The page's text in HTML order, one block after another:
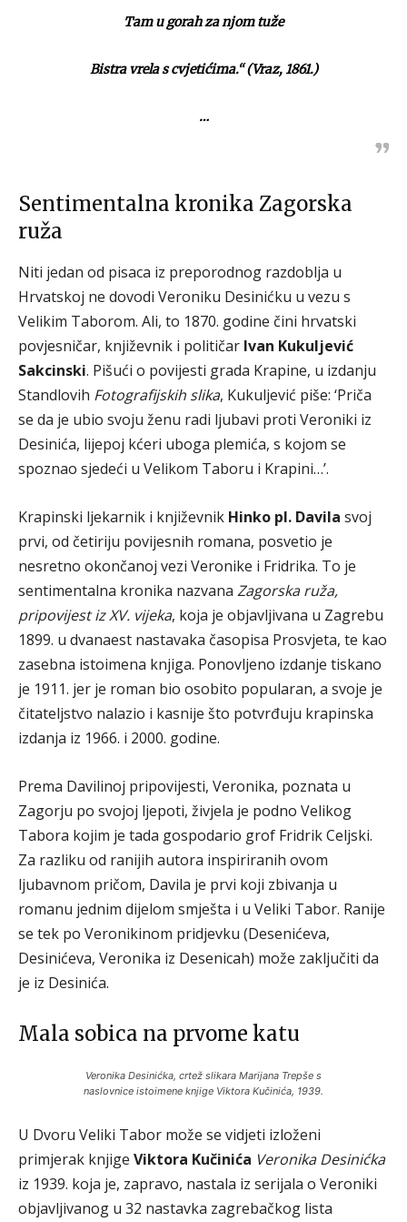
Tam u gorah za njom tuže
Bistra vrela s cvjetićima.“ (Vraz, 1861.)
…
Sentimentalna kronika Zagorska
ruža
Niti jedan od pisaca iz preporodnog razdoblja u
Hrvatskoj ne dovodi Veroniku Desinićku u vezu s
Velikim Taborom. Ali, to 1870. godine čini hrvatski
povjesničar, književnik i političar Ivan Kukuljević
Sakcinski. Pišući o povijesti grada Krapine, u izdanju
Standlovih Fotografijskih slika, Kukuljević piše: ‘Priča
se da je ubio svoju ženu radi ljubavi proti Veroniki iz
Desinića, lijepoj kćeri uboga plemića, s kojom se
spoznao sjedeći u Velikom Taboru i Krapini…’.
Krapinski ljekarnik i književnik Hinko pl. Davila svoj
prvi, od četiriju povijesnih romana, posvetio je
nesretno okončanoj vezi Veronike i Fridrika. To je
sentimentalna kronika nazvana Zagorska ruža,
pripovijest iz XV. vijeka, koja je objavljivana u Zagrebu
1899. u dvanaest nastavaka časopisa Prosvjeta, te kao
zasebna istoimena knjiga. Ponovljeno izdanje tiskano
je 1911. jer je roman bio osobito popularan, a svoje je
čitateljstvo nalazio i kasnije što potvrđuju krapinska
izdanja iz 1966. i 2000. godine.
Prema Davilinoj pripovijesti, Veronika, poznata u
Zagorju po svojoj ljepoti, živjela je podno Velikog
Tabora kojim je tada gospodario grof Fridrik Celjski.
Za razliku od ranijih autora inspiriranih ovom
ljubavnom pričom, Davila je prvi koji zbivanja u
romanu jednim dijelom smješta i u Veliki Tabor. Ranije
se tek po Veronikinom pridjevku (Desenićeva,
Desinićeva, Veronika iz Desenicah) može zaključiti da
je iz Desinića.
Mala sobica na prvome katu
Veronika Desinićka, crtež slikara Marijana Trepše s
naslovnice istoimene knjige Viktora Kučinića, 1939.
U Dvoru Veliki Tabor može se vidjeti izloženi
primjerak knjige Viktora Kučinića Veronika Desinićka
iz 1939. koja je, zapravo, nastala iz serijala o Veroniki
objavljivanog u 32 nastavka zagrebačkog lista